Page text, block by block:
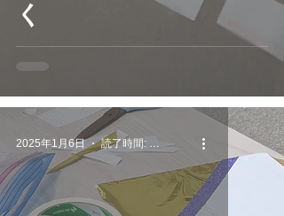
く
2025年1月6日